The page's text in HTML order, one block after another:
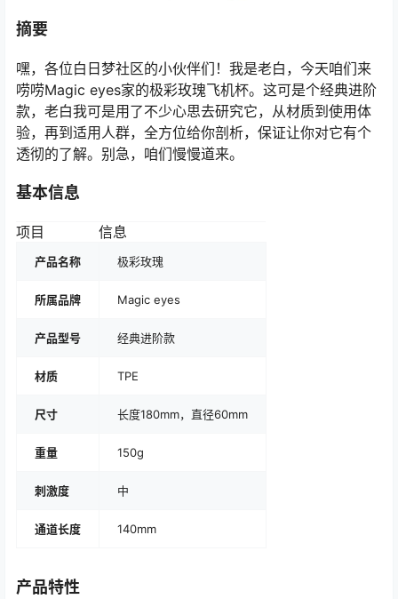
摘要
嘿，各位白日梦社区的小伙伴们！我是老白，今天咱们来
唠唠Magic eyes家的极彩玫瑰飞机杯。这可是个经典进阶
款，老白我可是用了不少心思去研究它，从材质到使用体
验，再到适用人群，全方位给你剖析，保证让你对它有个
透彻的了解。别急，咱们慢慢道来。
基本信息
项目 信息
产品名称 极彩玫瑰
所属品牌 Magic eyes
产品型号 经典进阶款
材质 TPE
尺寸 长度180mm，直径60mm
重量 150g
刺激度 中
通道长度 140mm
产品特性